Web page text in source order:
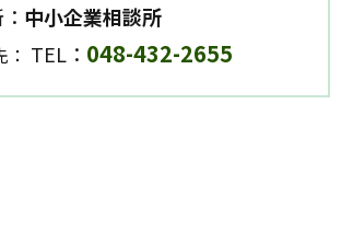
中小企業相談所
TEL： 048-432-2655